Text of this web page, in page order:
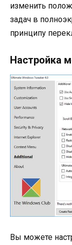
изменить
задач в
принципу
Настройка
Вы можете